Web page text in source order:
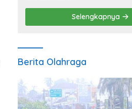
Ekonomi Baru
Selengkapnya
Berita Olahraga